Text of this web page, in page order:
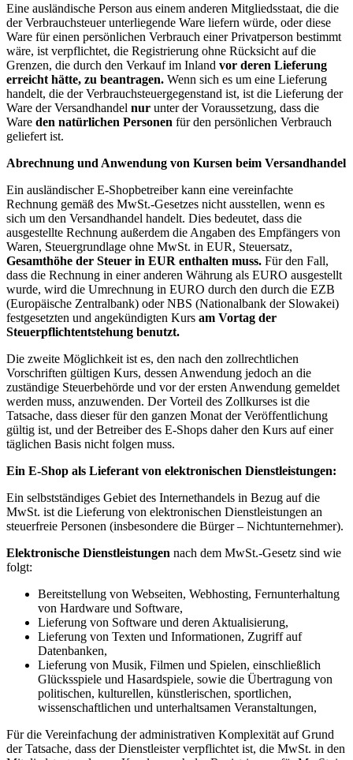
Eine ausländische Person aus einem anderen Mitgliedsstaat, die die
der Verbrauchsteuer unterliegende Ware liefern würde, oder diese
Ware für einen persönlichen Verbrauch einer Privatperson bestimmt
wäre, ist verpflichtet, die Registrierung ohne Rücksicht auf die
Grenzen, die durch den Verkauf im Inland vor deren Lieferung
erreicht hätte, zu beantragen. Wenn sich es um eine Lieferung
handelt, die der Verbrauchsteuergegenstand ist, ist die Lieferung der
Ware der Versandhandel nur unter der Voraussetzung, dass die
Ware den natürlichen Personen für den persönlichen Verbrauch
geliefert ist.
Abrechnung und Anwendung von Kursen beim Versandhandel
Ein ausländischer E-Shopbetreiber kann eine vereinfachte
Rechnung gemäß des MwSt.-Gesetzes nicht ausstellen, wenn es
sich um den Versandhandel handelt. Dies bedeutet, dass die
ausgestellte Rechnung außerdem die Angaben des Empfängers von
Waren, Steuergrundlage ohne MwSt. in EUR, Steuersatz,
Gesamthöhe der Steuer in EUR enthalten muss. Für den Fall,
dass die Rechnung in einer anderen Währung als EURO ausgestellt
wurde, wird die Umrechnung in EURO durch den durch die EZB
(Europäische Zentralbank) oder NBS (Nationalbank der Slowakei)
festgesetzten und angekündigten Kurs am Vortag der
Steuerpflichtentstehung benutzt.
Die zweite Möglichkeit ist es, den nach den zollrechtlichen
Vorschriften gültigen Kurs, dessen Anwendung jedoch an die
zuständige Steuerbehörde und vor der ersten Anwendung gemeldet
werden muss, anzuwenden. Der Vorteil des Zollkurses ist die
Tatsache, dass dieser für den ganzen Monat der Veröffentlichung
gültig ist, und der Betreiber des E-Shops daher den Kurs auf einer
täglichen Basis nicht folgen muss.
Ein E-Shop als Lieferant von elektronischen Dienstleistungen:
Ein selbstständiges Gebiet des Internethandels in Bezug auf die
MwSt. ist die Lieferung von elektronischen Dienstleistungen an
steuerfreie Personen (insbesondere die Bürger – Nichtunternehmer).
Elektronische Dienstleistungen nach dem MwSt.-Gesetz sind wie
folgt:
Bereitstellung von Webseiten, Webhosting, Fernunterhaltung
von Hardware und Software,
Lieferung von Software und deren Aktualisierung,
Lieferung von Texten und Informationen, Zugriff auf
Datenbanken,
Lieferung von Musik, Filmen und Spielen, einschließlich
Glücksspiele und Hasardspiele, sowie die Übertragung von
politischen, kulturellen, künstlerischen, sportlichen,
wissenschaftlichen und unterhaltsamen Veranstaltungen,
Für die Vereinfachung der administrativen Komplexität auf Grund
der Tatsache, dass der Dienstleister verpflichtet ist, die MwSt. in den